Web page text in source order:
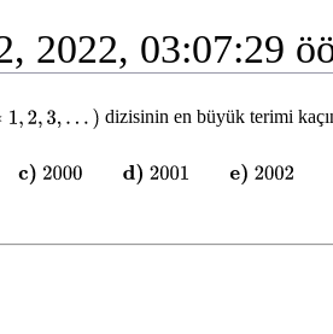
2022, 03:07:29
2, 3 ,... ) dizisinin en büyük terimi
2001 e) 2002